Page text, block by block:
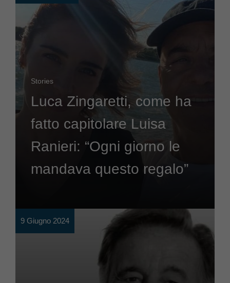
Stories
Luca Zingaretti, come ha
fatto capitolare Luisa
Ranieri: “Ogni giorno le
mandava questo regalo”
9 Giugno 2024